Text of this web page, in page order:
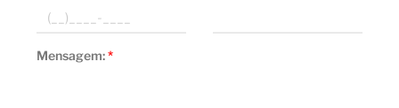
Mensagem:*